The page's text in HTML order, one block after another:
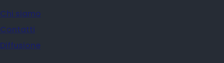
Chi siamo
Contatti
Diffusione